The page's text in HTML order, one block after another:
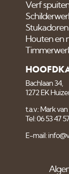
Verf
Stukadoren
Houten en
Bachlaan 34,
1272 EK
t.a.v.: Mark
Tel: 06 53 47
E-mail: